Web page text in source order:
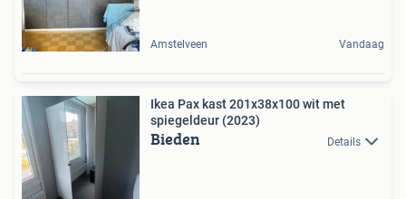
Amstelveen Vandaag
Ikea Pax kast 201x38x100 wit met
spiegeldeur (2023)
Bieden Details